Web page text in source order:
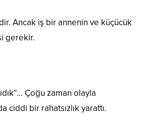
Ancak iş bir annenin ve küçücük
gerekir.
Çoğu zaman olayla
ciddi bir rahatsızlık yarattı.